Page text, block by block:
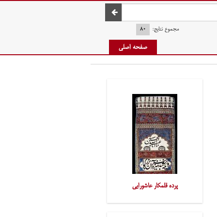
صفحه اصلی
مجموع نتایج: ۸۰
صفحه اصلی
پرده قلمکار عاشورایی